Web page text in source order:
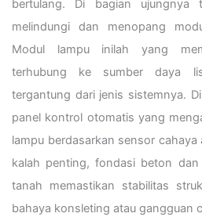
bertulang. Di bagian ujungnya
melindungi dan menopang
Modul lampu inilah yang
terhubung ke sumber daya
tergantung dari jenis sistemnya.
panel kontrol otomatis yang
lampu berdasarkan sensor
kalah penting, fondasi beton
tanah memastikan stabilitas
bahaya konsleting atau gangguan